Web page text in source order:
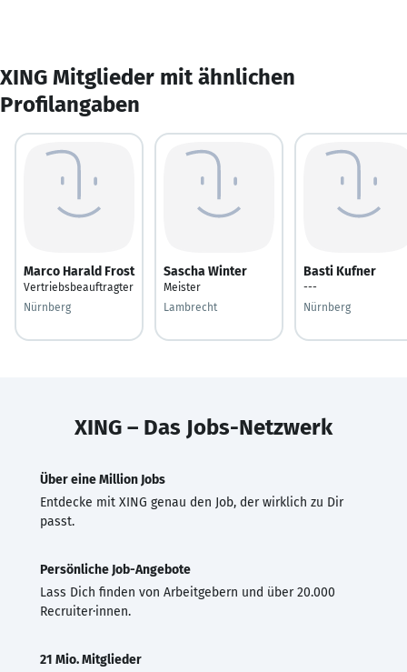
XING Mitglieder mit ähnlichen
Profilangaben
Marco Harald Frost
Vertriebsbeauftragter
Nürnberg
Sascha Winter
Meister
Lambrecht
Basti Kufner
---
Nürnberg
XING – Das Jobs-Netzwerk
Über eine Million Jobs
Entdecke mit XING genau den Job, der wirklich zu Dir
passt.
Persönliche Job-Angebote
Lass Dich finden von Arbeitgebern und über 20.000
Recruiter·innen.
21 Mio. Mitglieder